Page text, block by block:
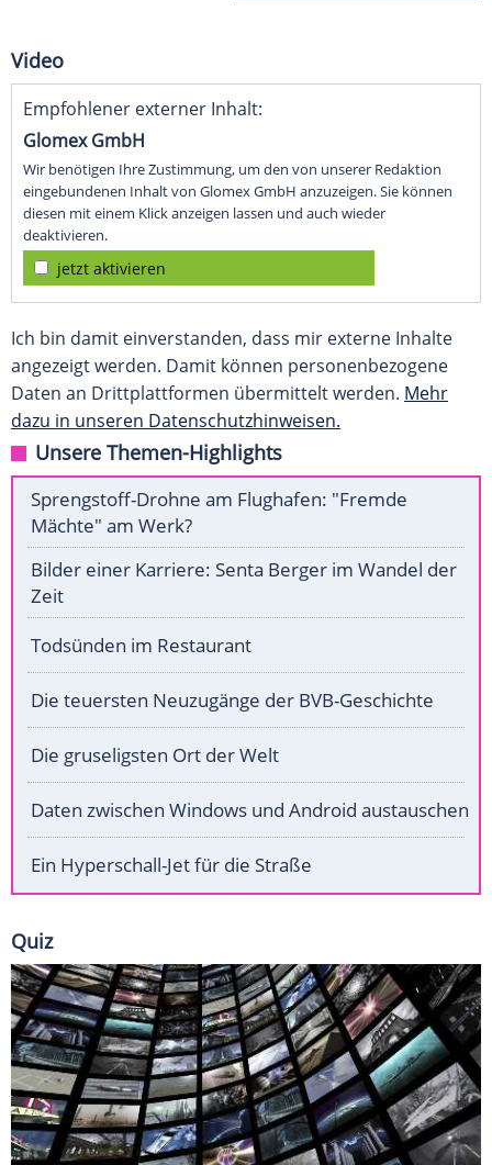
Video
Empfohlener externer Inhalt:
Glomex GmbH
Wir benötigen Ihre Zustimmung, um den von unserer Redaktion
eingebundenen Inhalt von Glomex GmbH anzuzeigen. Sie können
diesen mit einem Klick anzeigen lassen und auch wieder
deaktivieren.
jetzt aktivieren
Ich bin damit einverstanden, dass mir externe Inhalte
angezeigt werden. Damit können personenbezogene
Daten an Drittplattformen übermittelt werden. Mehr
dazu in unseren Datenschutzhinweisen.
Unsere Themen-Highlights
Sprengstoff-Drohne am Flughafen: "Fremde
Mächte" am Werk?
Bilder einer Karriere: Senta Berger im Wandel der
Zeit
Todsünden im Restaurant
Die teuersten Neuzugänge der BVB-Geschichte
Die gruseligsten Ort der Welt
Daten zwischen Windows und Android austauschen
Ein Hyperschall-Jet für die Straße
Quiz